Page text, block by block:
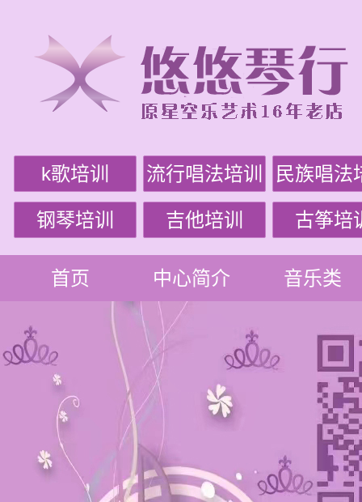
k歌培训 流行唱法培训 民族唱法
钢琴培训 吉他培训 古筝培
首页 中心简介 音乐类